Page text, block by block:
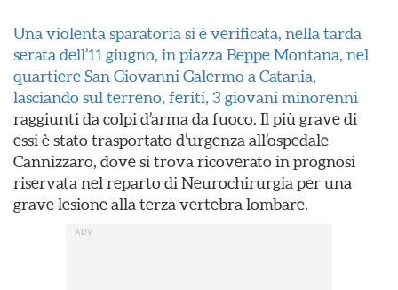
Una violenta sparatoria si è verificata, nella tarda
serata dell’11 giugno, in piazza Beppe Montana, nel
quartiere San Giovanni Galermo a Catania,
lasciando sul terreno, feriti, 3 giovani minorenni
raggiunti da colpi d’arma da fuoco. Il più grave di
essi è stato trasportato d’urgenza all’ospedale
Cannizzaro, dove si trova ricoverato in prognosi
riservata nel reparto di Neurochirurgia per una
grave lesione alla terza vertebra lombare.